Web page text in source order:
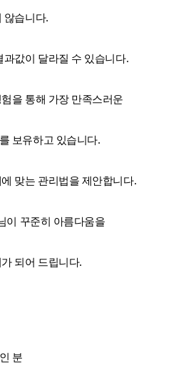
않습니다.
값이 달라질 수 있습니다.
을 통해 가장 만족스러운
보유하고 있습니다.
맞는 관리법을 제안합니다.
이 꾸준히 아름다움을
되어 드립니다.
분